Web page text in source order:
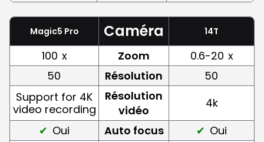
Magic5 Pro Caméra 14T
100 x Zoom 0.6-20 x
50
Résolution
50
Support for 4K
video recording
Résolution
vidéo
4k
Oui
Auto focus
Oui